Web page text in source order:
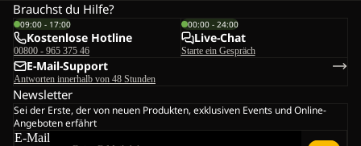
Brauchst du Hilfe?
09:00 - 17:00
Kostenlose Hotline
00800 - 965 375 46
00:00 - 24:00
Live-Chat
Starte ein Gespräch
E-Mail-Support
Antworten innerhalb von 48 Stunden
Newsletter
Sei der Erste, der von neuen Produkten, exklusiven Events und Online-
Angeboten erfährt
E-Mail